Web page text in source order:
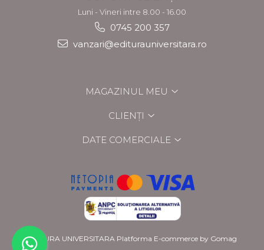
Luni - Vineri intre 8.00 - 16.00
0745 200 357
vanzari@editurauniversitara.ro
MAGAZINUL MEU
CLIENȚI
DATE COMERCIALE
EDITURA UNIVERSITARA Platforma E-commerce by Gomag